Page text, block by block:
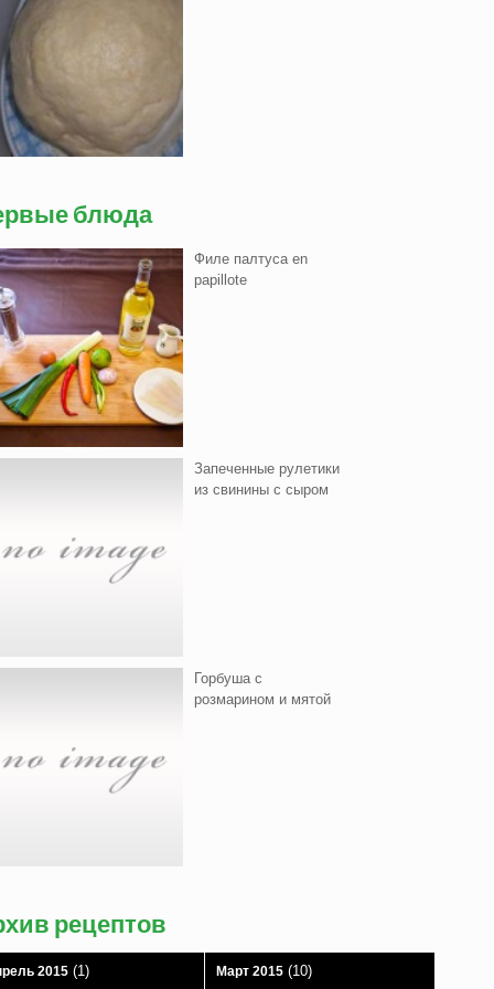
блюда
Филе палтуса en
papillote
Запеченные рулетики
из свинины с сыром
Горбуша с
розмарином и мятой
рецептов
2015 (1) Март 2015(10)